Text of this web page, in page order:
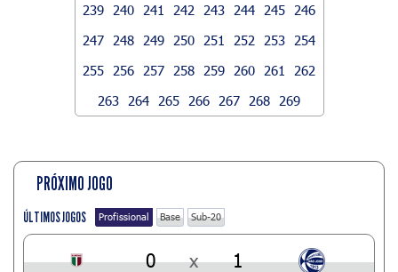
239
240 241 242 243 244 245
246
247
248 249 250 251 252 253
254
255
256 257 258 259 260 261
262
263
264 265 266 267 268 269
PRÓXIMO JOGO
ÚLTIMOS JOGOS Profissional Base Sub-20
0 x 1